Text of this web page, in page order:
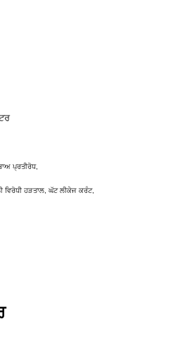
ਪ੍ਰਤੀਰੋਧ,
ਵਿਰੋਧੀ ਹੜਤਾਲ, ਘੱਟ ਲੀਕੇਜ ਕਰੰਟ,